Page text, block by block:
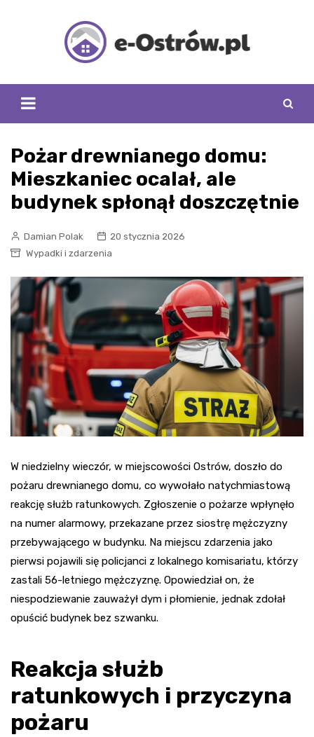
Pożar drewnianego domu:
Mieszkaniec ocalał, ale
budynek spłonął doszczętnie
Damian Polak
20 stycznia 2026
Wypadki i zdarzenia
W niedzielny wieczór, w miejscowości Ostrów, doszło do
pożaru drewnianego domu, co wywołało natychmiastową
reakcję służb ratunkowych. Zgłoszenie o pożarze wpłynęło
na numer alarmowy, przekazane przez siostrę mężczyzny
przebywającego w budynku. Na miejscu zdarzenia jako
pierwsi pojawili się policjanci z lokalnego komisariatu, którzy
zastali 56-letniego mężczyznę. Opowiedział on, że
niespodziewanie zauważył dym i płomienie, jednak zdołał
opuścić budynek bez szwanku.
Reakcja służb
ratunkowych i przyczyna
pożaru